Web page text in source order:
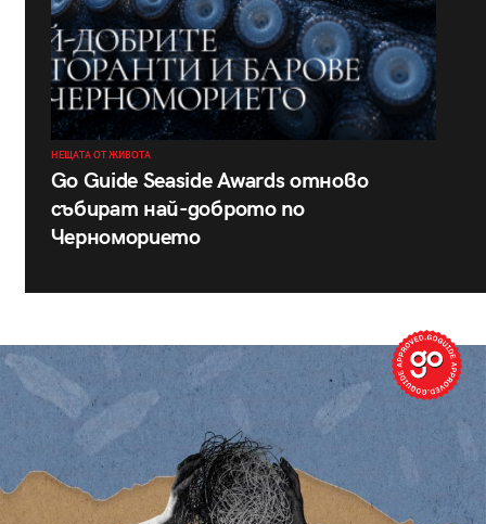
НЕЩАТА ОТ ЖИВОТА
Go Guide Seaside Awards отново
събират най-доброто по
Черноморието